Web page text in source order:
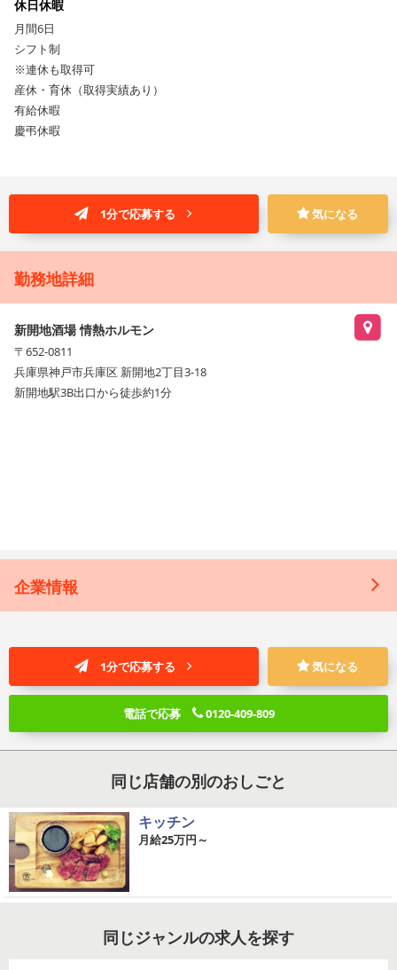
休日休暇
月間6日
シフト制
※連休も取得可
産休・育休（取得実績あり）
有給休暇
慶弔休暇
1分で応募する 気になる
勤務地詳細
新開地酒場 情熱ホルモン
〒652-0811
兵庫県神戸市兵庫区 新開地2丁目3-18
新開地駅3B出口から徒歩約1分
企業情報
1分で応募する 気になる
電話で応募 0120-409-809
同じ店舗の別のおしごと
キッチン
月給25万円～
同じジャンルの求人を探す